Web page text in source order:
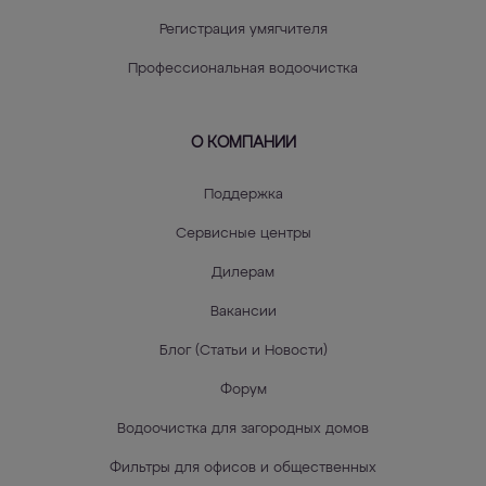
Регистрация умягчителя
Профессиональная водоочистка
О КОМПАНИИ
Поддержка
Сервисные центры
Дилерам
Вакансии
Блог (Статьи и Новости)
Форум
Водоочистка для загородных домов
Фильтры для офисов и общественных